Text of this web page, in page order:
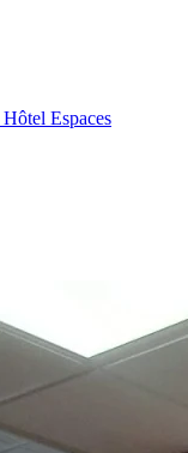
Hôtel Espaces